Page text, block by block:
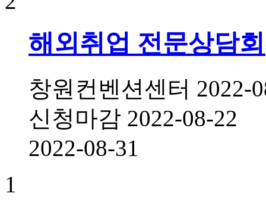
해외취업 전문상담
창원컨벤션센터 2022-
신청마감 2022-08-22
2022-08-31
1